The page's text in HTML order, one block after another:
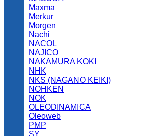
Maxma
Merkur
Morgen
Nachi
NACOL
NAJICO
NAKAMURA KOKI
NHK
NKS (NAGANO KEIKI)
NOHKEN
NOK
OLEODINAMICA
Oleoweb
PMP
SY